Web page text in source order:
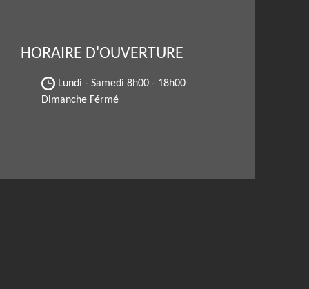
HORAIRE D'OUVERTURE
Lundi - Samedi 8h00 - 18h00
Dimanche Férmé